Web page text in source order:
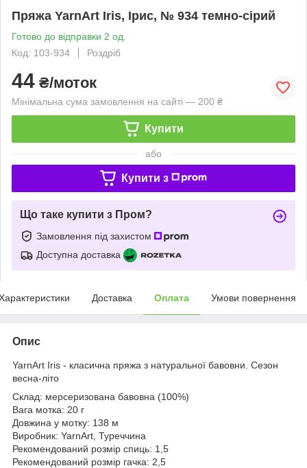
Пряжа YarnArt Iris, Ірис, № 934 темно-сірий
Готово до відправки 2 од.
Код: 103-934
Роздріб
44 ₴/моток
Мінімальна сума замовлення на сайті — 200 ₴
Купити
або
Купити з
Що таке купити з Пром?
Замовлення під захистом
Доступна доставка
Доставка Оплата Умови повернення
Опис
YarnArt Iris - класична пряжа з натуральної бавовни. Сезон
весна-літо
Склад: мерсеризована бавовна (100%)
Вага мотка: 20 г
Довжина у мотку: 138 м
Виробник: YarnArt, Туреччина
Рекомендований розмір спиць: 1,5
Рекомендований розмір гачка: 2,5